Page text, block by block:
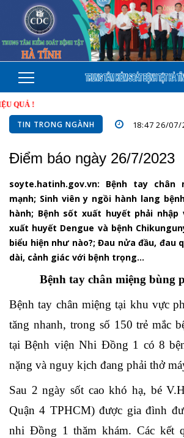
!
TIN TRONG NGÀNH 18:47 26/07/
Điểm báo ngày 26/7/2023
soyte.hatinh.gov.vn: Bệnh tay chân
mạnh; Sinh viên y ngồi hành lang
hành; Bệnh sốt xuất huyết phải
xuất huyết Dengue và bệnh
biểu hiện như nào?; Đau nửa đầu, đau
dài, cảnh giác với bệnh trọng…
Bệnh tay chân miệng bùng
Bệnh tay chân miệng tại khu vực
tăng nhanh, trong số 150 trẻ mắc
tại Bệnh viện Nhi Đồng 1 có 8
nặng và nguy kịch đang phải thở
Sau 2 ngày sốt cao khó hạ, bé
Quận 4 TPHCM) được gia đình
nhi Đồng 1 thăm khám. Các kết